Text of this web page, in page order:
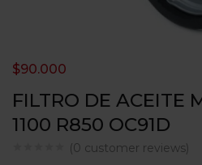
FILTRO DE ACEITE
1100 R850 OC91D
(0 customer reviews)
$90.000